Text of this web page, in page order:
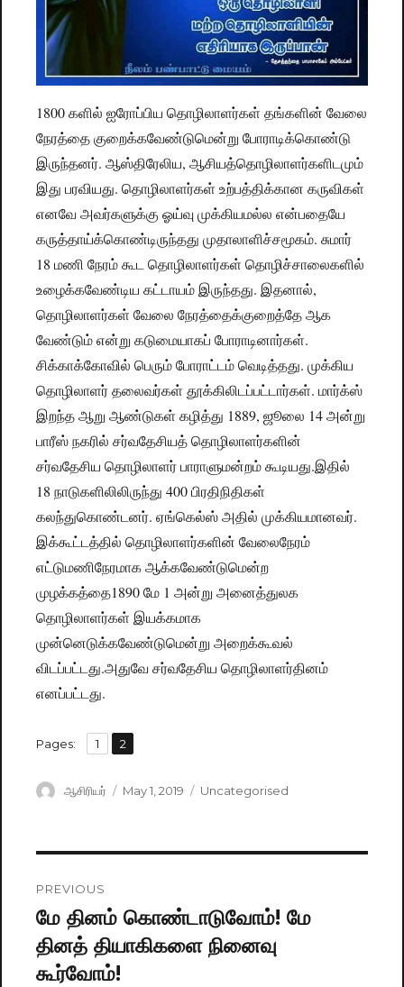
1800 களில் ஐரோப்பிய தொழிலாளர்கள் தங்களின் வேலை
நேரத்தை குறைக்கவேண்டுமென்று போராடிக்கொண்டு
இருந்தனர். ஆஸ்திரேலிய, ஆசியத்தொழிலாளர்களிடமும்
இது பரவியது. தொழிலாளர்கள் உற்பத்திக்கான கருவிகள்
எனவே அவர்களுக்கு ஓய்வு முக்கியமல்ல என்பதையே
கருத்தாய்க்கொண்டிருந்தது முதாலாளிச்சமூகம். சுமார்
18 மணி நேரம் கூட தொழிலாளர்கள் தொழிச்சாலைகளில்
உழைக்கவேண்டிய கட்டாயம் இருந்தது. இதனால்,
தொழிலாளர்கள் வேலை நேரத்தைக்குறைத்தே ஆக
வேண்டும் என்று கடுமையாகப் போராடினார்கள்.
சிக்காக்கோவில் பெரும் போராட்டம் வெடித்தது. முக்கிய
தொழிலாளர் தலைவர்கள் தூக்கிலிடப்பட்டார்கள். மார்க்ஸ்
இறந்த ஆறு ஆண்டுகள் கழித்து 1889, ஜூலை 14 அன்று
பாரீஸ் நகரில் சர்வதேசியத் தொழிலாளர்களின்
சர்வதேசிய தொழிலாளர் பாராளுமன்றம் கூடியது.இதில்
18 நாடுகளிலிலிருந்து 400 பிரதிநிதிகள்
கலந்துகொண்டனர். ஏங்கெல்ஸ் அதில் முக்கியமானவர்.
இக்கூட்டத்தில் தொழிலாளர்களின் வேலைநேரம்
எட்டுமணிநேரமாக ஆக்கவேண்டுமென்ற
முழக்கத்தை1890 மே 1 அன்று அனைத்துலக
தொழிலாளர்கள் இயக்கமாக
முன்னெடுக்கவேண்டுமென்று அறைக்கூவல்
விடப்பட்டது.அதுவே சர்வதேசிய தொழிலாளர்தினம்
எனப்பட்டது.
Pages: Page
1 ,
Page
2
Author
ஆசிரியர்
Posted
May 1, 2019 Categories
Uncategorised
navigation
PREVIOUS
Previous
post:
மே தினம் கொண்டாடுவோம்! மே
தினத் தியாகிகளை நினைவு
கூர்வோம்!